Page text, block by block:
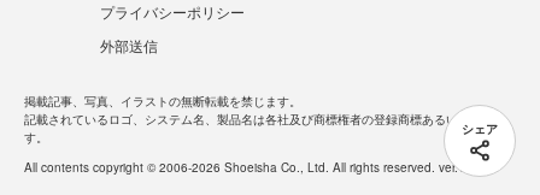
シェア
プライバシーポリシー
外部送信
掲載記事、写真、イラストの無断転載を禁じます。
記載されているロゴ、システム名、製品名は各社及び商標権者の登録商標あるいは商標で
す。
All contents copyright © 2006-2026 Shoeisha Co., Ltd. All rights reserved. ver.1.5